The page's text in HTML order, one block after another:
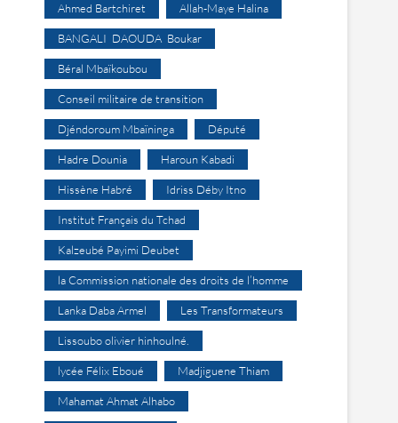
Ahmed Bartchiret Allah-Maye Halina
BANGALI DAOUDA Boukar
Béral Mbaïkoubou
Conseil militaire de transition
Djéndoroum Mbaïninga Député
Hadre Dounia Haroun Kabadi
Hissène Habré Idriss Déby Itno
Institut Français du Tchad
Kalzeubé Payimi Deubet
la Commission nationale des droits de l’homme
Lanka Daba Armel Les Transformateurs
Lissoubo olivier hinhoulné.
lycée Félix Eboué Madjiguene Thiam
Mahamat Ahmat Alhabo